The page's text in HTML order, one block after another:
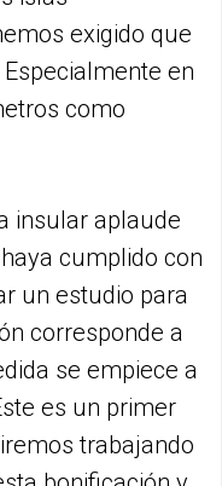
exigido que
en
como
insular aplaude
cumplido con
un estudio para
corresponde a
se empiece a
es un primer
trabajando